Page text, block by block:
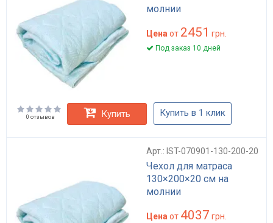
молнии
Цена от 2451 грн.
Под заказ 10 дней
0 отзывов Купить Купить в 1 клик
Арт.: IST-070901-130-200-20
Чехол для матраса
130×200×20 см на
молнии
Цена от 4037 грн.